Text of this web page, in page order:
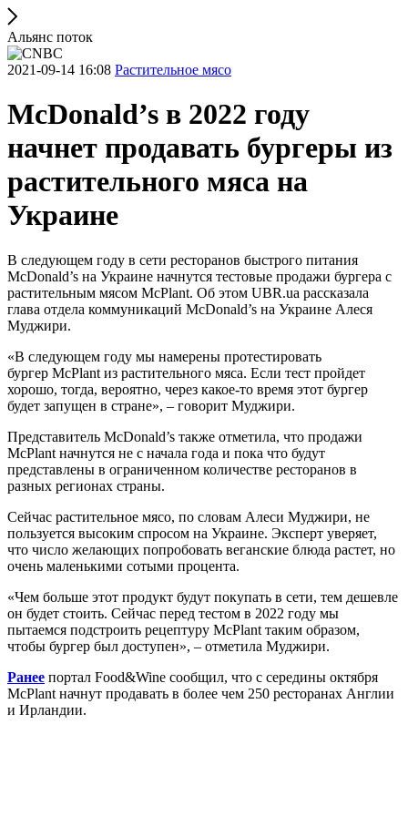
Альянс поток
2021-09-14 16:08 Растительное мясо
McDonald’s в 2022 году
начнет продавать бургеры из
растительного мяса на
Украине
В следующем году в сети ресторанов быстрого питания
McDonald’s на Украине начнутся тестовые продажи бургера с
растительным мясом McPlant. Об этом UBR.ua рассказала
глава отдела коммуникаций McDonald’s на Украине Алеся
Муджири.
«В следующем году мы намерены протестировать
бургер McPlant из растительного мяса. Если тест пройдет
хорошо, тогда, вероятно, через какое-то время этот бургер
будет запущен в стране», – говорит Муджири.
Представитель McDonald’s также отметила, что продажи
McPlant начнутся не с начала года и пока что будут
представлены в ограниченном количестве ресторанов в
разных регионах страны.
Сейчас растительное мясо, по словам Алеси Муджири, не
пользуется высоким спросом на Украине. Эксперт уверяет,
что число желающих попробовать веганские блюда растет, но
очень маленькими сотыми процента.
«Чем больше этот продукт будут покупать в сети, тем дешевле
он будет стоить. Сейчас перед тестом в 2022 году мы
пытаемся подстроить рецептуру McPlant таким образом,
чтобы бургер был доступен», – отметила Муджири.
Ранее портал Food&Wine сообщил, что с середины октября
McPlant начнут продавать в более чем 250 ресторанах Англии
и Ирландии.